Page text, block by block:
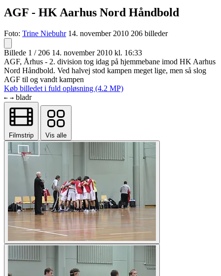
AGF - HK Aarhus Nord Håndbold
Foto: Trine Niebuhr 14. november 2010 206 billeder
Billede 1 / 206 14. november 2010 kl. 16:33
AGF, Århus - 2. division tog idag på hjemmebane imod HK Aarhus
Nord Håndbold. Ved halvej stod kampen meget lige, men så slog
AGF til og vandt kampen
Køb billedet i fuld opløsning (4.2 MP)
← → bladr
Filmstrip Vis alle